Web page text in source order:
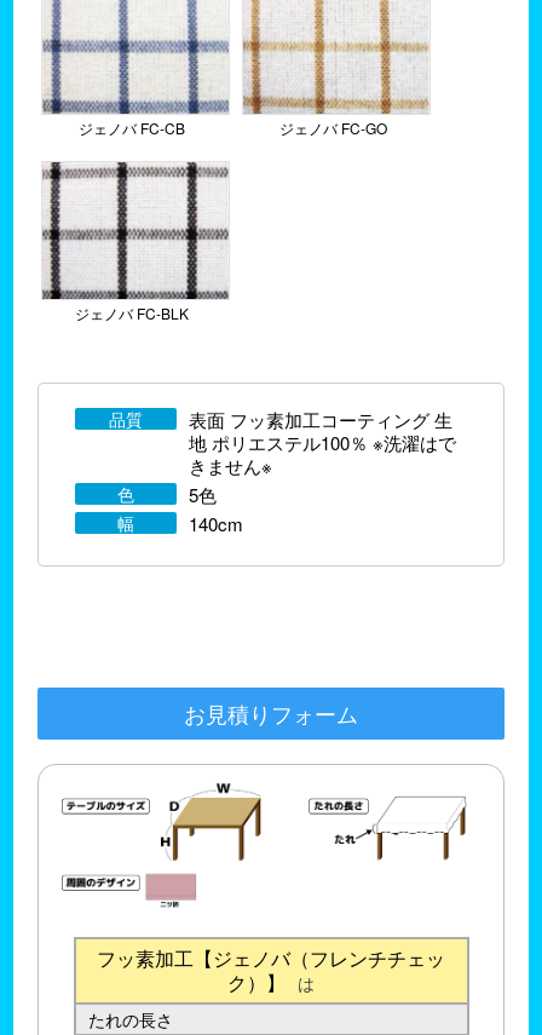
ジェノバ FC-CB ジェノバ FC-GO
ジェノバ FC-BLK
品質
表面 フッ素加工コーティング 生
地 ポリエステル100％ ※洗濯はで
きません※
色 5色
幅 140cm
お見積りフォーム
フッ素加工【ジェノバ（フレンチチェッ
ク）】
は
たれの長さ